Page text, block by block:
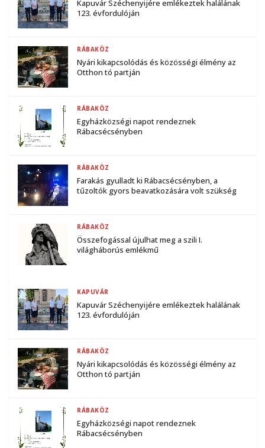
Kapuvár Széchenyijére emlékeztek halálának
123. évfordulóján
Nyári kikapcsolódás és közösségi élmény az
Otthon tó partján
RÁBAKÖZ
Egyházközségi napot rendeznek
Rábacsécsényben
RÁBAKÖZ
Farakás gyulladt ki Rábacsécsényben, a
tűzoltók gyors beavatkozására volt szükség
RÁBAKÖZ
Összefogással újulhat meg a szili I.
világháborús emlékmű
RÁBAKÖZ
Kapuvár Széchenyijére emlékeztek halálának
123. évfordulóján
KAPUVÁR
Nyári kikapcsolódás és közösségi élmény az
Otthon tó partján
RÁBAKÖZ
Egyházközségi napot rendeznek
Rábacsécsényben
RÁBAKÖZ